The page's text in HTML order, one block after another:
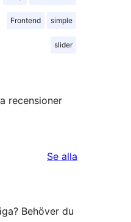
Frontend simple
slider
recensioner
Se alla
Behöver du